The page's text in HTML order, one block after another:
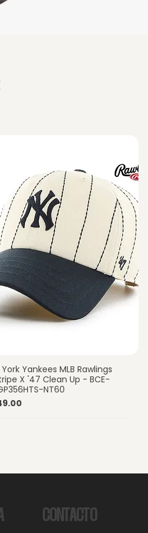
Vista rápida
Yankees MLB Rawlings
X '47 Clean Up - BCE-
NT60
CONTACTO